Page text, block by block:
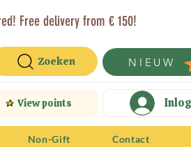
Free delivery from € 150!
Zoeken NIEUW
View points
Non-Gift Contact